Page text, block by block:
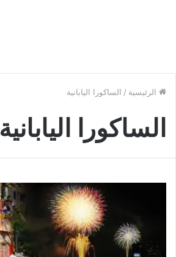
الرئيسية / الساكورا اليابانية
الساكورا اليابانية